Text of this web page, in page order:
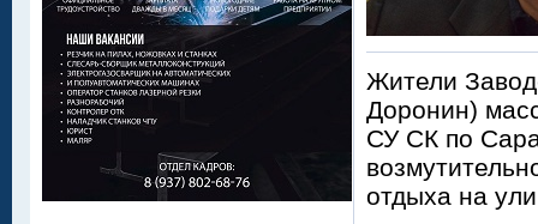
Жители
Доронин)
СУ СК по
отдыха на